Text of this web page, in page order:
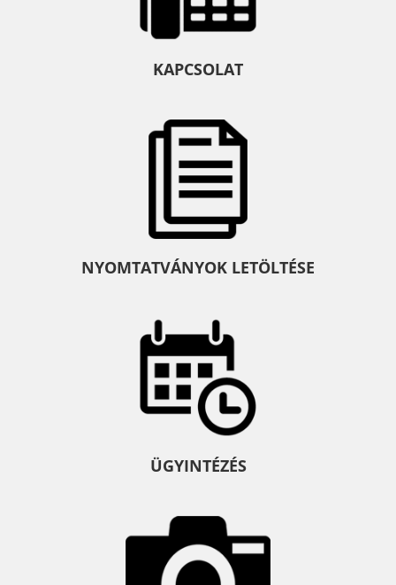
KAPCSOLAT
NYOMTATVÁNYOK LETÖLTÉSE
ÜGYINTÉZÉS